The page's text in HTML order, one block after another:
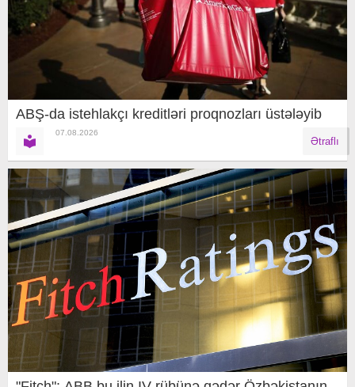
ABŞ-da istehlakçı kreditləri proqnozları üstələyib
07.08.2026
Ətraflı